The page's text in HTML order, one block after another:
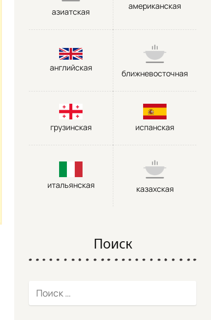
азиатская
американская
английская
ближневосточная
грузинская испанская
итальянская казахская
Поиск